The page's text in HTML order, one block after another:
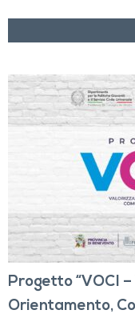
Progetto “VOCI
Orientamento,